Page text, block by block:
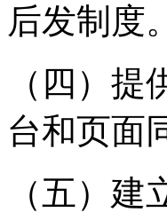
后发制度。
（四）
台和页面
（五）